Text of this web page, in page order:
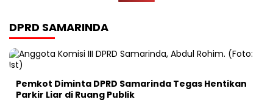
DPRD SAMARINDA
Pemkot Diminta DPRD Samarinda Tegas Hentikan
Parkir Liar di Ruang Publik